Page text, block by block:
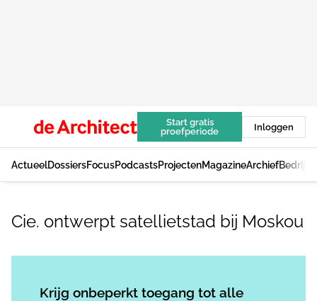
Start gratis
proefperiode
Inloggen
ActueelDossiersFocusPodcastsProjectenMagazineArchief
Cie. ontwerpt satellietstad bij Moskou
Krijg onbeperkt toegang tot alle